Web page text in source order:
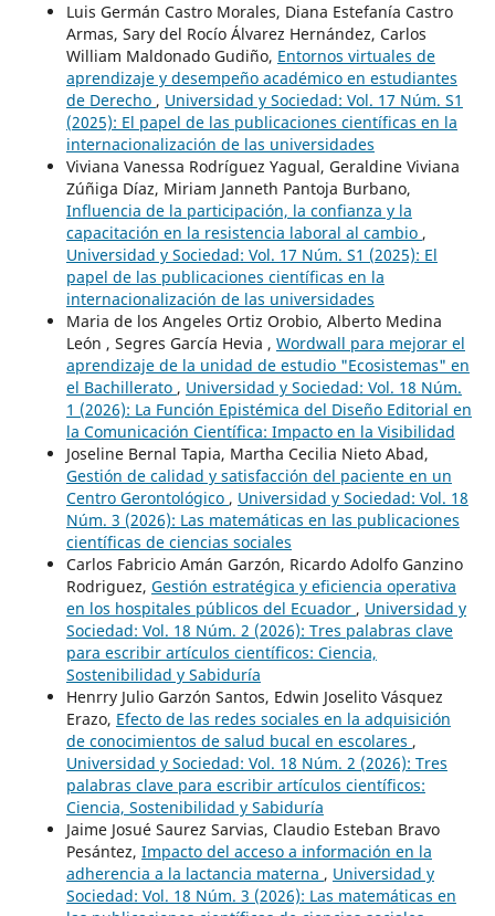
Luis Germán Castro Morales, Diana Estefanía Castro
Armas, Sary del Rocío Álvarez Hernández, Carlos
William Maldonado Gudiño, Entornos virtuales de
aprendizaje y desempeño académico en estudiantes
de Derecho , Universidad y Sociedad: Vol. 17 Núm. S1
(2025): El papel de las publicaciones científicas en la
internacionalización de las universidades
Viviana Vanessa Rodríguez Yagual, Geraldine Viviana
Zúñiga Díaz, Miriam Janneth Pantoja Burbano,
Influencia de la participación, la confianza y la
capacitación en la resistencia laboral al cambio ,
Universidad y Sociedad: Vol. 17 Núm. S1 (2025): El
papel de las publicaciones científicas en la
internacionalización de las universidades
Maria de los Angeles Ortiz Orobio, Alberto Medina
León , Segres García Hevia , Wordwall para mejorar el
aprendizaje de la unidad de estudio "Ecosistemas" en
el Bachillerato , Universidad y Sociedad: Vol. 18 Núm.
1 (2026): La Función Epistémica del Diseño Editorial en
la Comunicación Científica: Impacto en la Visibilidad
Joseline Bernal Tapia, Martha Cecilia Nieto Abad,
Gestión de calidad y satisfacción del paciente en un
Centro Gerontológico , Universidad y Sociedad: Vol. 18
Núm. 3 (2026): Las matemáticas en las publicaciones
científicas de ciencias sociales
Carlos Fabricio Amán Garzón, Ricardo Adolfo Ganzino
Rodriguez, Gestión estratégica y eficiencia operativa
en los hospitales públicos del Ecuador , Universidad y
Sociedad: Vol. 18 Núm. 2 (2026): Tres palabras clave
para escribir artículos científicos: Ciencia,
Sostenibilidad y Sabiduría
Henrry Julio Garzón Santos, Edwin Joselito Vásquez
Erazo, Efecto de las redes sociales en la adquisición
de conocimientos de salud bucal en escolares ,
Universidad y Sociedad: Vol. 18 Núm. 2 (2026): Tres
palabras clave para escribir artículos científicos:
Ciencia, Sostenibilidad y Sabiduría
Jaime Josué Saurez Sarvias, Claudio Esteban Bravo
Pesántez, Impacto del acceso a información en la
adherencia a la lactancia materna , Universidad y
Sociedad: Vol. 18 Núm. 3 (2026): Las matemáticas en